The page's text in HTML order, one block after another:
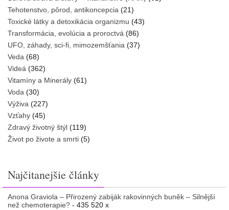
Tehotenstvo, pôrod, antikoncepcia (21)
Toxické látky a detoxikácia organizmu (43)
Transformácia, evolúcia a proroctvá (86)
UFO, záhady, sci-fi, mimozemšťania (37)
Veda (68)
Videá (362)
Vitamíny a Minerály (61)
Voda (30)
Výživa (227)
Vzťahy (45)
Zdravý životný štýl (119)
Život po živote a smrti (5)
Najčitanejšie články
Anona Graviola – Přirozený zabiják rakovinných buněk – Silnější
než chemoterapie? - 435 520 x